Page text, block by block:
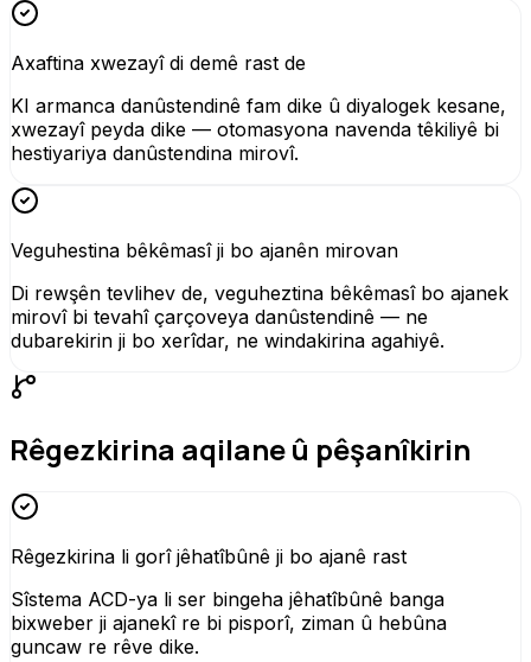
Axaftina xwezayî di demê rast de
KI armanca danûstendinê fam dike û diyalogek kesane,
xwezayî peyda dike — otomasyona navenda têkiliyê bi
hestiyariya danûstendina mirovî.
Veguhestina bêkêmasî ji bo ajanên mirovan
Di rewşên tevlihev de, veguheztina bêkêmasî bo ajanek
mirovî bi tevahî çarçoveya danûstendinê — ne
dubarekirin ji bo xerîdar, ne windakirina agahiyê.
Rêgezkirina aqilane û pêşanîkirin
Rêgezkirina li gorî jêhatîbûnê ji bo ajanê rast
Sîstema ACD-ya li ser bingeha jêhatîbûnê banga
bixweber ji ajanekî re bi pisporî, ziman û hebûna
guncaw re rêve dike.